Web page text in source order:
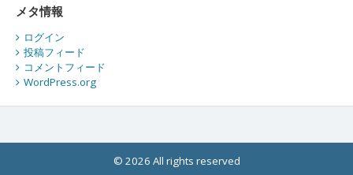
メタ情報
ログイン
投稿フィード
コメントフィード
WordPress.org
© 2026 All rights reserved